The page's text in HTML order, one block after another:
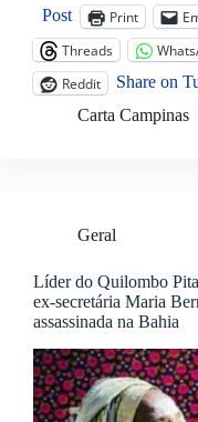
Post Print
Threads
Reddit
Share on
Carta Campinas
Geral
Líder do Quilombo
ex-secretária Maria
assassinada na Bahia